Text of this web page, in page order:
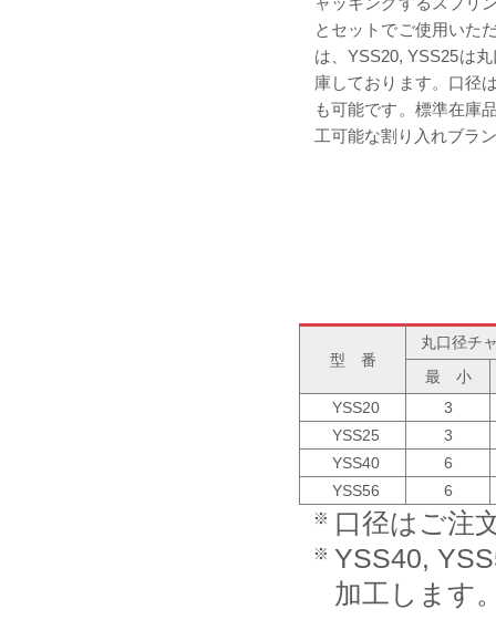
とセットでご使用いた
は、YSS20, YSS25は
庫しております。口径
も可能です。標準在庫
工可能な割り入れブラ
型 番
丸口径チ
最 小
YSS20
3
YSS25
3
YSS40
6
YSS56
6
口径はご注
YSS40,
加工します